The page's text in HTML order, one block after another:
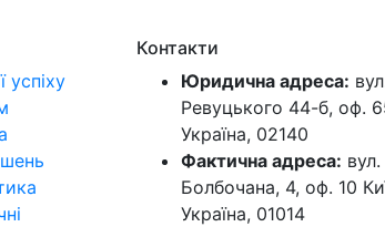
успіху
Контакти
Юридична адреса:
Ревуцького 44-б, оф.
Україна, 02140
Фактична адреса:
Болбочана, 4, оф. 10
Україна, 01014